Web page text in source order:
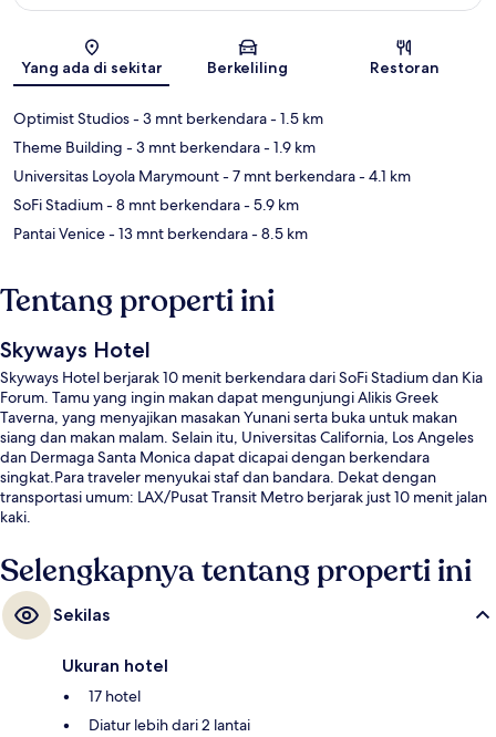
Peta
Yang ada di sekitar Berkeliling Restoran
Optimist Studios- 3 mnt berkendara- 1.5 km
Theme Building - 3 mnt berkendara- 1.9 km
Universitas Loyola Marymount- 7 mnt berkendara- 4.1 km
SoFi Stadium- 8 mnt berkendara- 5.9 km
Pantai Venice- 13 mnt berkendara- 8.5 km
Tentang properti ini
Skyways Hotel
Skyways Hotel berjarak 10 menit berkendara dari SoFi Stadium dan Kia
Forum. Tamu yang ingin makan dapat mengunjungi Alikis Greek
Taverna, yang menyajikan masakan Yunani serta buka untuk makan
siang dan makan malam. Selain itu, Universitas California, Los Angeles
dan Dermaga Santa Monica dapat dicapai dengan berkendara
singkat.Para traveler menyukai staf dan bandara. Dekat dengan
transportasi umum: LAX/Pusat Transit Metro berjarak just 10 menit jalan
kaki.
Selengkapnya tentang properti ini
Sekilas
Ukuran hotel
17 hotel
Diatur lebih dari 2 lantai